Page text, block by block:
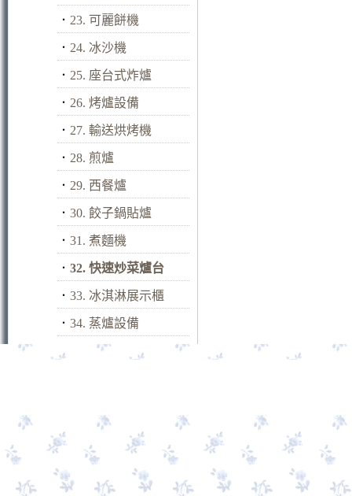
． 23. 可麗餅機
． 24. 冰沙機
． 25. 座台式炸爐
． 26. 烤爐設備
． 27. 輸送烘烤機
． 28. 煎爐
． 29. 西餐爐
． 30. 餃子鍋貼爐
． 31. 煮麵機
． 32. 快速炒菜爐台
． 33. 冰淇淋展示櫃
． 34. 蒸爐設備